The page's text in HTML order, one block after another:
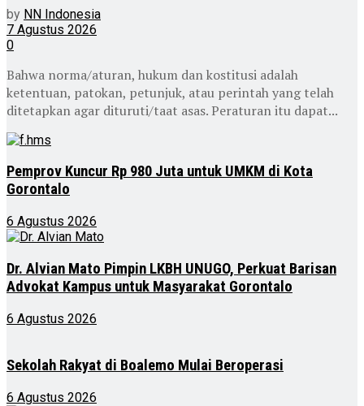
by NN Indonesia
7 Agustus 2026
0
Bahwa norma/aturan, hukum dan kostitusi adalah
ketentuan, patokan, petunjuk, atau perintah yang telah
ditetapkan agar dituruti/taat asas. Peraturan itu dapat...
Pemprov Kuncur Rp 980 Juta untuk UMKM di Kota
Gorontalo
6 Agustus 2026
Dr. Alvian Mato Pimpin LKBH UNUGO, Perkuat Barisan
Advokat Kampus untuk Masyarakat Gorontalo
6 Agustus 2026
Sekolah Rakyat di Boalemo Mulai Beroperasi
6 Agustus 2026